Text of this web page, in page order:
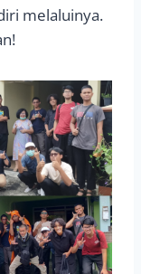
melaluinya.